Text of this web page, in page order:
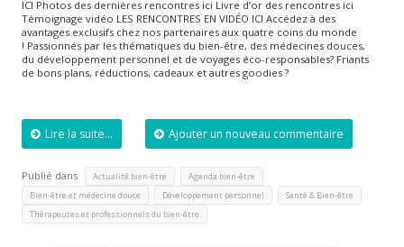
ICI Photos des dernières rencontres ici Livre d’or des rencontres ici
Témoignage vidéo LES RENCONTRES EN VIDÉO ICI Accédez à des
avantages exclusifs chez nos partenaires aux quatre coins du monde
! Passionnés par les thématiques du bien-être, des médecines douces,
du développement personnel et de voyages éco-responsables? Friants
de bons plans, réductions, cadeaux et autres goodies ?
Lire la suite... Ajouter un nouveau commentaire
Publié dans Actualité bien-être Agenda bien-être
Bien-être et médecine douce Développement personnel Santé & Bien-être
Thérapeutes et professionnels du bien-être